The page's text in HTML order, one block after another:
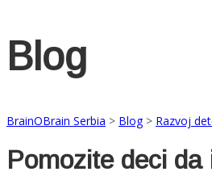
Blog
BrainOBrain Serbia > Blog> Razvoj
Pomozite deci